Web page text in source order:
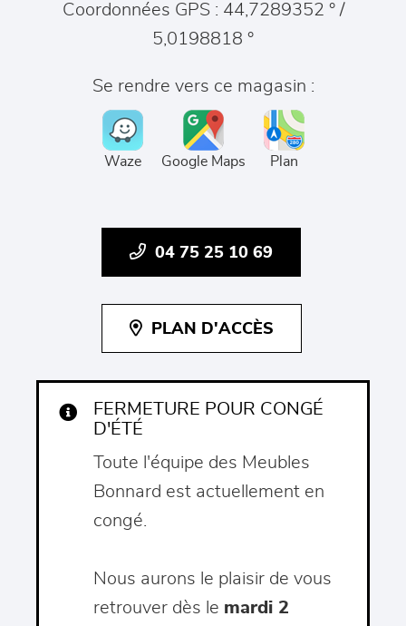
Coordonnées GPS : 44,7289352 ° /
5,0198818 °
Se rendre vers ce magasin :
Waze Google Maps Plan
04 75 25 10 69
PLAN D'ACCÈS
FERMETURE POUR CONGÉ
D'ÉTÉ
Toute l'équipe des Meubles
Bonnard est actuellement en
congé.
Nous aurons le plaisir de vous
retrouver dès le mardi 2